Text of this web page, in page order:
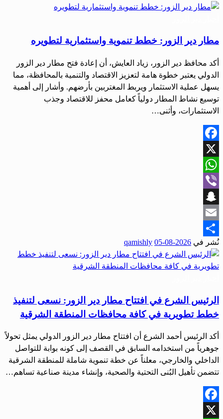
مطار دير الزور: خطط تنموية واستثمارية لتطويره
أكد محافظ دير الزور، زياد العايش، أن إعادة فتح مطار دير الزور
الدولي يعتبر خطوة هامة لتعزيز الاقتصاد والتنمية بالمحافظة، مما
يسهل عملية الاستثمار ويربط المغتربين بأرضهم. وأشار إلى أهمية
توسيع نشاط المطار دولياً كعامل محفز للاقتصاد وجذب
الاستثمارات، وأثنى…
Facebook
X
WhatsApp
Viber
Snapchat
Email
Share
نُشر في 2026-08-05
qamishly
الرئيس الشرع في افتتاح مطار دير الزور: نسعى لتنفيذ
خطط تطويرية في كافة محافظات المنطقة الشرقية
أكد الرئيس أحمد الشرع أن افتتاح مطار دير الزور الدولي يمثل تحولاً
جوهرياً من استخدامه السابق في القصف إلى كونه بوابة للتواصل
الداخلي والخارجي، معلناً عن خطة تنموية شاملة للمنطقة الشرقية
تتضمن تأهيل البُنى التحتية والصحية، وإنشاء مدينة صناعية تساهم…
Facebook